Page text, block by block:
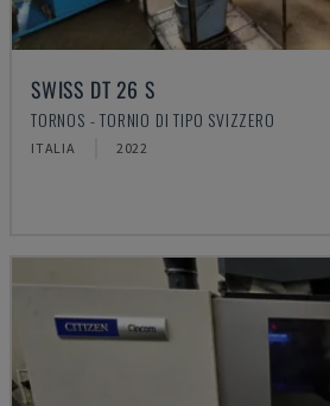
SWISS DT 26 S
TORNOS - TORNIO DI TIPO SVIZZERO
ITALIA 2022